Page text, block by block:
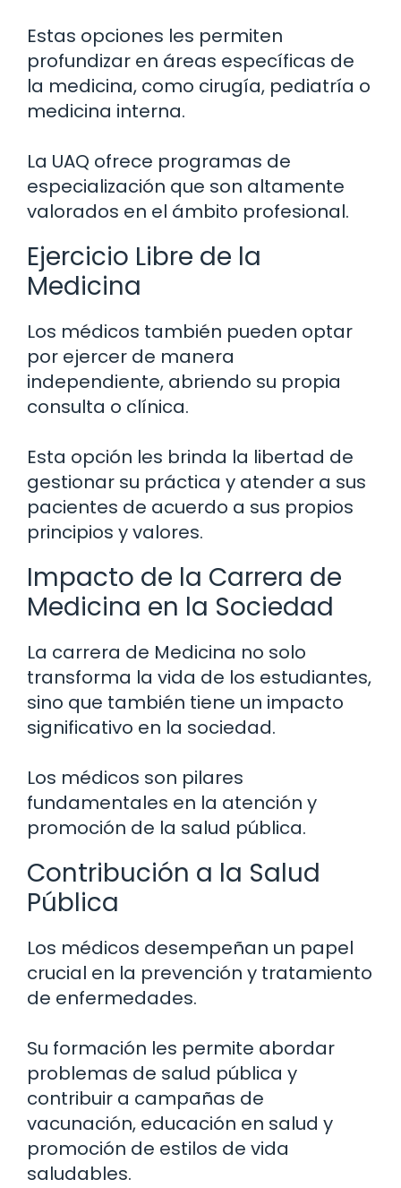
Estas opciones les permiten
profundizar en áreas específicas de
la medicina, como cirugía, pediatría o
medicina interna.
La UAQ ofrece programas de
especialización que son altamente
valorados en el ámbito profesional.
Ejercicio Libre de la
Medicina
Los médicos también pueden optar
por ejercer de manera
independiente, abriendo su propia
consulta o clínica.
Esta opción les brinda la libertad de
gestionar su práctica y atender a sus
pacientes de acuerdo a sus propios
principios y valores.
Impacto de la Carrera de
Medicina en la Sociedad
La carrera de Medicina no solo
transforma la vida de los estudiantes,
sino que también tiene un impacto
significativo en la sociedad.
Los médicos son pilares
fundamentales en la atención y
promoción de la salud pública.
Contribución a la Salud
Pública
Los médicos desempeñan un papel
crucial en la prevención y tratamiento
de enfermedades.
Su formación les permite abordar
problemas de salud pública y
contribuir a campañas de
vacunación, educación en salud y
promoción de estilos de vida
saludables.